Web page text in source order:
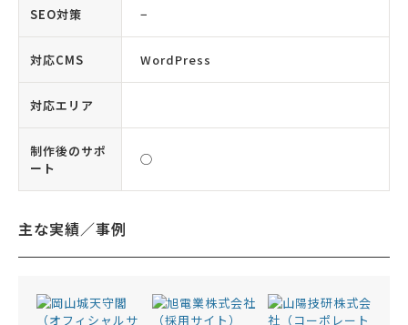
SEO対策 −
対応CMS WordPress
対応エリア
制作後のサポ
ート
◯
主な実績／事例